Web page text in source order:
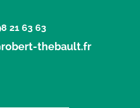
21 63 63
thebault.fr